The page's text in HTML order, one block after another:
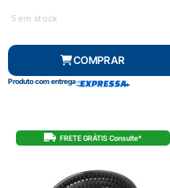
5 em stock
COMPRAR
Produto com entrega
FRETE GRÁTIS Consulte*